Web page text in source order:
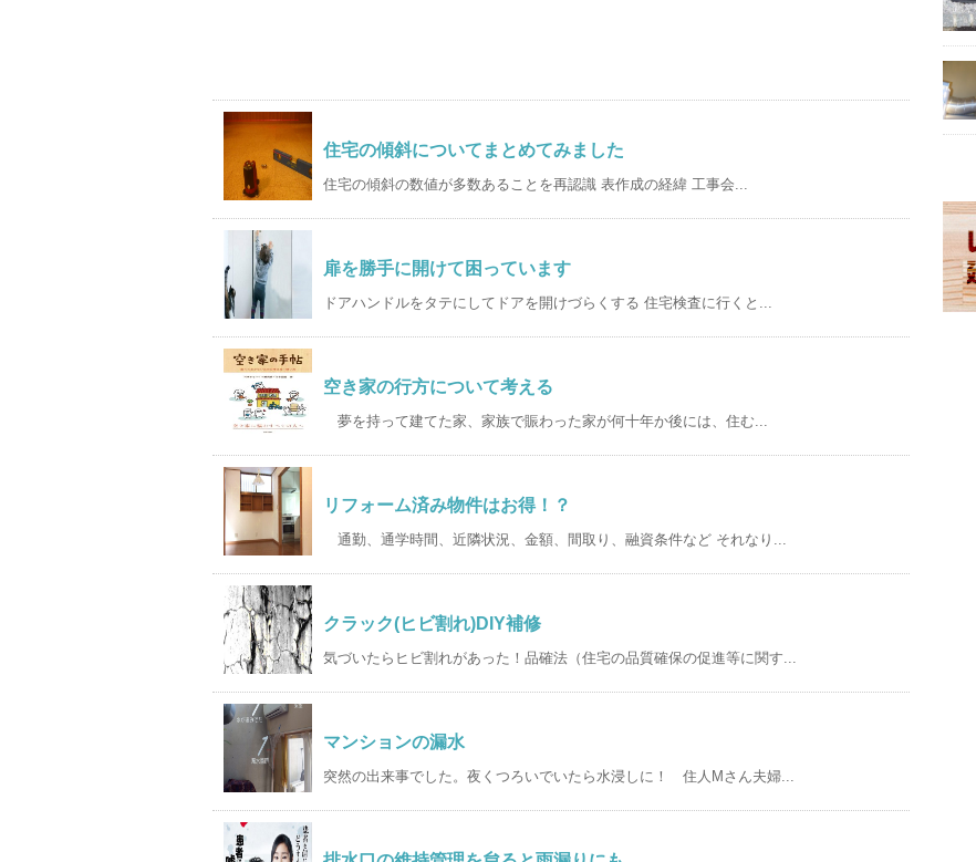
住宅の傾斜についてまとめてみました
住宅の傾斜の数値が多数あることを再認識 表作成の経緯 工事会...
扉を勝手に開けて困っています
ドアハンドルをタテにしてドアを開けづらくする 住宅検査に行くと...
空き家の行方について考える
夢を持って建てた家、家族で賑わった家が何十年か後には、住む...
リフォーム済み物件はお得！？
通勤、通学時間、近隣状況、金額、間取り、融資条件など それなり...
クラック(ヒビ割れ)DIY補修
気づいたらヒビ割れがあった！品確法（住宅の品質確保の促進等に関す...
マンションの漏水
突然の出来事でした。夜くつろいでいたら水浸しに！ 住人Mさん夫婦...